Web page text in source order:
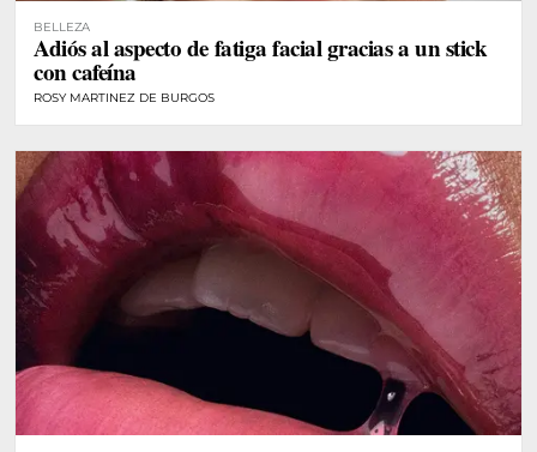
BELLEZA
Adiós al aspecto de fatiga facial gracias a un stick
con cafeína
ROSY MARTINEZ DE BURGOS